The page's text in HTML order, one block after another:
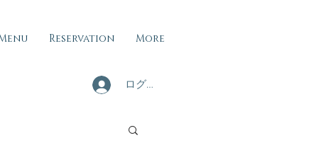
Reservation More
ログイン